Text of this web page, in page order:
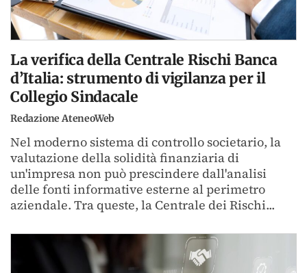
La verifica della Centrale Rischi Banca
d’Italia: strumento di vigilanza per il
Collegio Sindacale
Redazione AteneoWeb
Nel moderno sistema di controllo societario, la
valutazione della solidità finanziaria di
un'impresa non può prescindere dall'analisi
delle fonti informative esterne al perimetro
aziendale. Tra queste, la Centrale dei Rischi...